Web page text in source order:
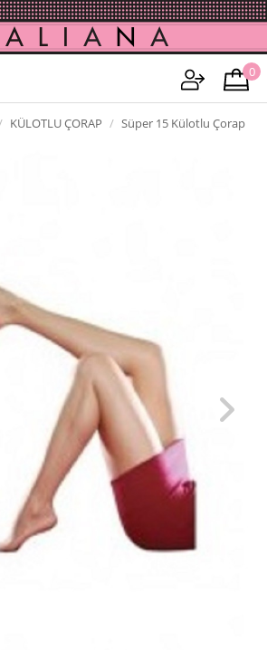
0
KÜLOTLU ÇORAP Süper 15 Külotlu Çorap